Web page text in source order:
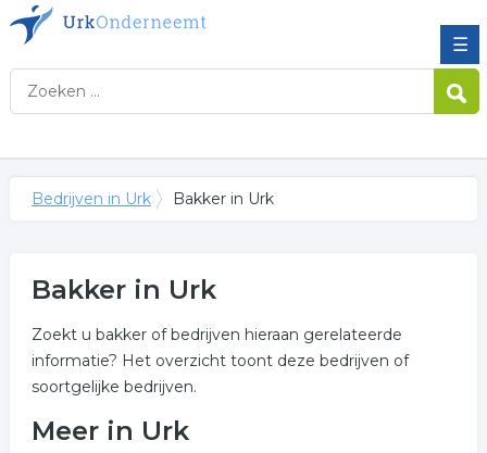
☰
Bedrijven in Urk Bakker in Urk
Bakker in Urk
Zoekt u bakker of bedrijven hieraan gerelateerde
informatie? Het overzicht toont deze bedrijven of
soortgelijke bedrijven.
Meer in Urk